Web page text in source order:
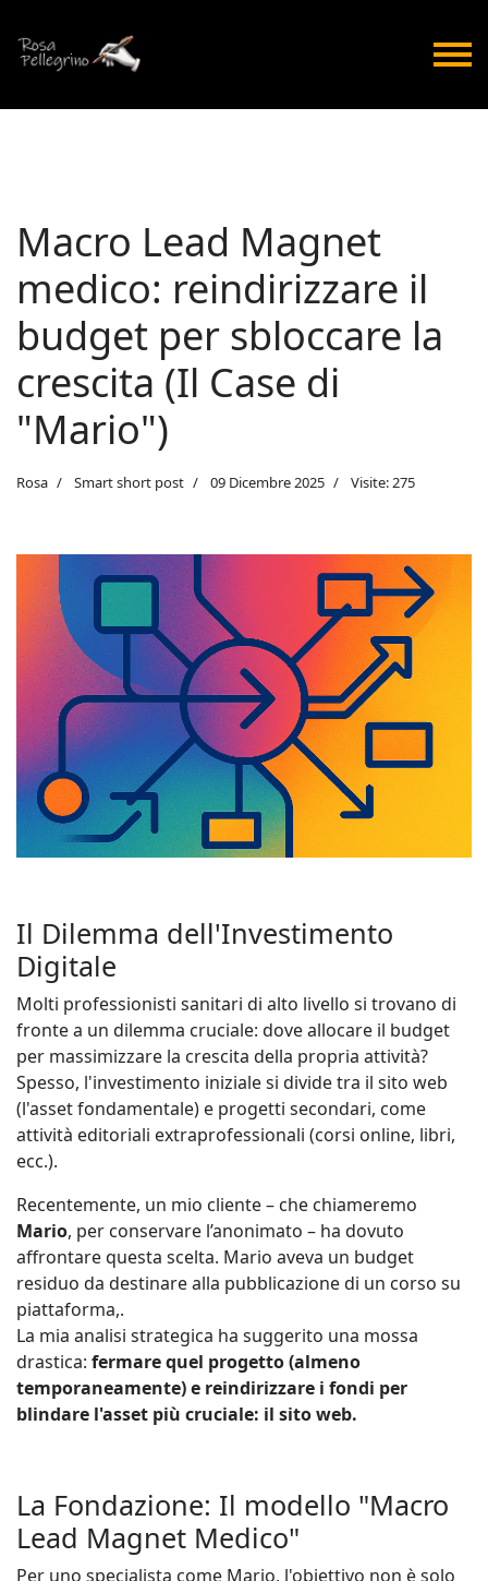
Macro Lead Magnet
medico: reindirizzare il
budget per sbloccare la
crescita (Il Case di
"Mario")
Rosa Smart short post 09 Dicembre 2025 Visite: 275
Il Dilemma dell'Investimento
Digitale
Molti professionisti sanitari di alto livello si trovano di
fronte a un dilemma cruciale: dove allocare il budget
per massimizzare la crescita della propria attività?
Spesso, l'investimento iniziale si divide tra il sito web
(l'asset fondamentale) e progetti secondari, come
attività editoriali extraprofessionali (corsi online, libri,
ecc.).
Recentemente, un mio cliente – che chiameremo
Mario, per conservare l’anonimato – ha dovuto
affrontare questa scelta. Mario aveva un budget
residuo da destinare alla pubblicazione di un corso su
piattaforma,.
La mia analisi strategica ha suggerito una mossa
drastica: fermare quel progetto (almeno
temporaneamente) e reindirizzare i fondi per
blindare l'asset più cruciale: il sito web.
La Fondazione: Il modello "Macro
Lead Magnet Medico"
Per uno specialista come Mario, l'obiettivo non è solo